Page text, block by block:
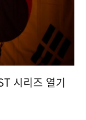
시리즈 열기